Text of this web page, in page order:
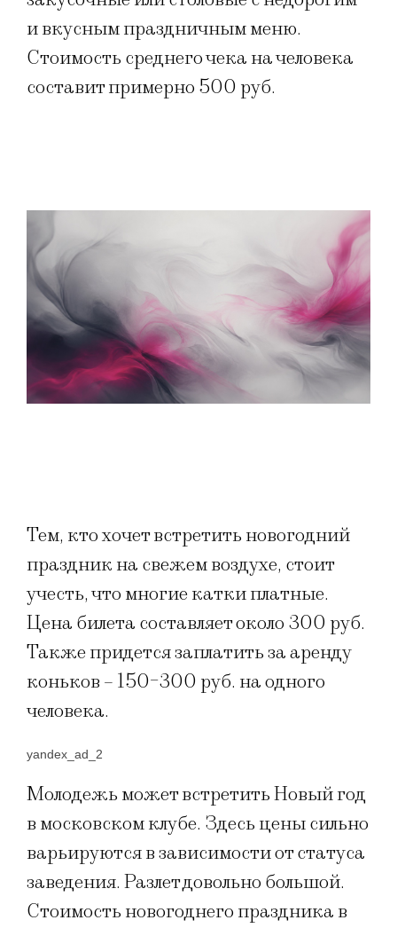
и вкусным праздничным меню.
Стоимость среднего чека на человека
составит примерно 500 руб.
Тем, кто хочет встретить новогодний
праздник на свежем воздухе, стоит
учесть, что многие катки платные.
Цена билета составляет около 300 руб.
Также придется заплатить за аренду
коньков – 150-300 руб. на одного
человека.
yandex_ad_2
Молодежь может встретить Новый год
в московском клубе. Здесь цены сильно
варьируются в зависимости от статуса
заведения. Разлет довольно большой.
Стоимость новогоднего праздника в